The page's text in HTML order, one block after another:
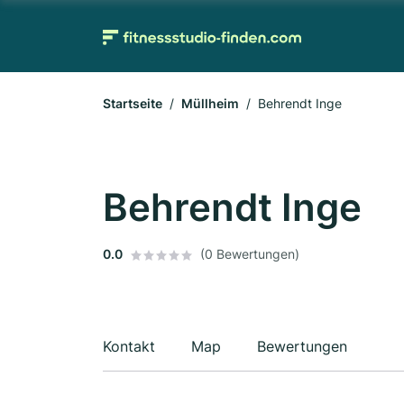
Startseite Müllheim Behrendt Inge
Behrendt Inge
0.0 (0 Bewertungen)
Kontakt Map Bewertungen